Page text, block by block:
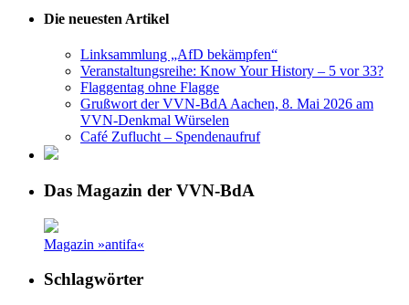
Die neuesten Artikel
Linksammlung „AfD bekämpfen“
Veranstaltungsreihe: Know Your History – 5 vor 33?
Flaggentag ohne Flagge
Grußwort der VVN-BdA Aachen, 8. Mai 2026 am
VVN-Denkmal Würselen
Café Zuflucht – Spendenaufruf
Das Magazin der VVN-BdA
Magazin »antifa«
Schlagwörter